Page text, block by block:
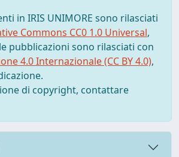
in IRIS UNIMORE sono rilasciati
Commons CC0 1.0 Universal,
pubblicazioni sono rilasciati con
4.0 Internazionale (CC BY 4.0),
di copyright, contattare